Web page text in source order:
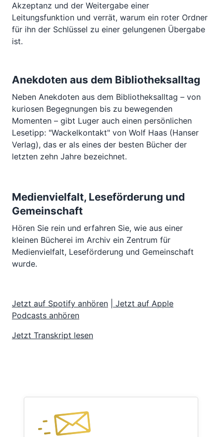
Akzeptanz und der Weitergabe einer
Leitungsfunktion und verrät, warum ein roter Ordner
für ihn der Schlüssel zu einer gelungenen Übergabe
ist.
Anekdoten aus dem Bibliotheksalltag
Neben Anekdoten aus dem Bibliotheksalltag – von
kuriosen Begegnungen bis zu bewegenden
Momenten – gibt Luger auch einen persönlichen
Lesetipp: "Wackelkontakt" von Wolf Haas (Hanser
Verlag), das er als eines der besten Bücher der
letzten zehn Jahre bezeichnet.
Medienvielfalt, Leseförderung und
Gemeinschaft
Hören Sie rein und erfahren Sie, wie aus einer
kleinen Bücherei im Archiv ein Zentrum für
Medienvielfalt, Leseförderung und Gemeinschaft
wurde.
Jetzt auf Spotify anhören
Jetzt auf Apple
Podcasts anhören
Jetzt Transkript lesen